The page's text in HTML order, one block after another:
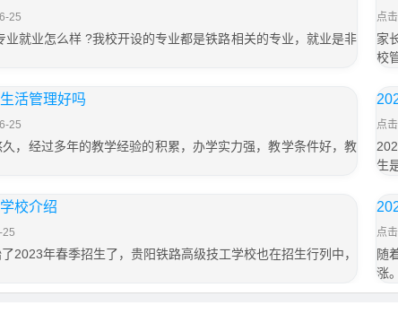
25
就业怎么样 ?我校开设的专业都是铁路相关的专业，就业是非
点
家
校
活管理好吗
25
，经过多年的教学经验的积累，办学实力强，教学条件好，教
点
生
校介绍
25
2023年春季招生了，贵阳铁路高级技工学校也在招生行列中，
点
随
涨